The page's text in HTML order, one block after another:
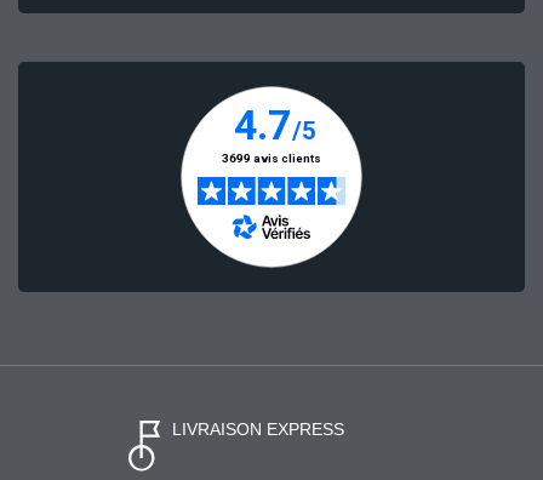
LIVRAISON EXPRESS